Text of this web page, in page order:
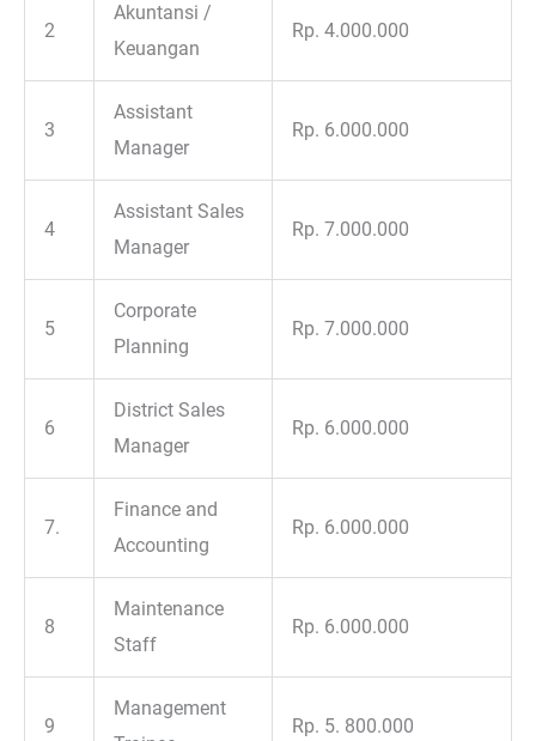
2
Akuntansi /
Keuangan
Rp. 4.000.000
3
Assistant
Manager
Rp. 6.000.000
4
Assistant Sales
Manager
Rp. 7.000.000
5
Corporate
Planning
Rp. 7.000.000
6
District Sales
Manager
Rp. 6.000.000
7.
Finance and
Accounting
Rp. 6.000.000
8
Maintenance
Staff
Rp. 6.000.000
9
Management
Rp. 5. 800.000